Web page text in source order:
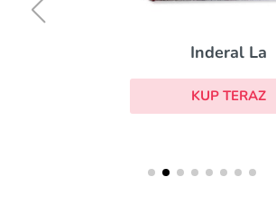
Inderal La
KUP TERAZ